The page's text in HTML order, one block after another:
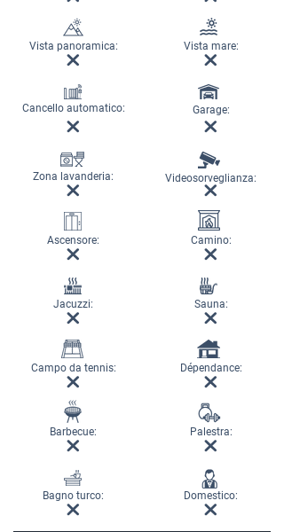
Vista panoramica:
Cancello automatico:
Zona lavanderia:
Ascensore:
Jacuzzi:
Campo da tennis:
Barbecue:
Bagno turco:
Vista mare:
Garage:
Videosorveglianza:
Camino:
Sauna:
Dépendance:
Palestra:
Domestico: